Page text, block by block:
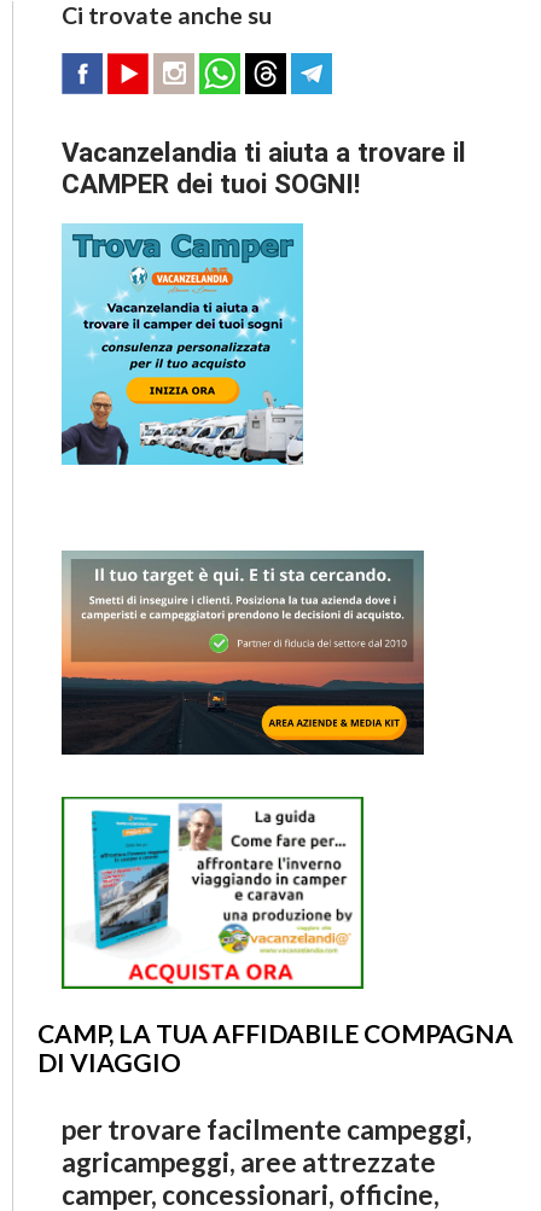
Ci trovate anche su
Vacanzelandia ti aiuta a trovare il
CAMPER dei tuoi SOGNI!
CAMP, LA TUA AFFIDABILE COMPAGNA
DI VIAGGIO
per trovare facilmente campeggi,
agricampeggi, aree attrezzate
camper, concessionari, officine,